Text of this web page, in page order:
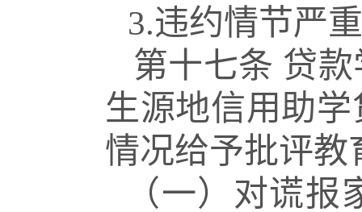
3.违约情节严
第十七条 贷
生源地信用助
情况给予批评教
（一）对谎